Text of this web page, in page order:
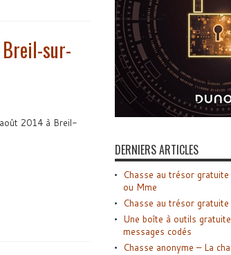
Breil-sur-
2014 à Breil-
DERNIERS ARTICLES
Chasse au trésor
ou Mme
Chasse au trésor
Une boîte à outils
messages codés
Chasse anonyme – La